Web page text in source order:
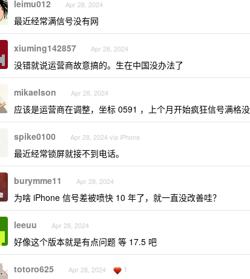
leimu012 Apr 28, 2024
最近经常满信号没有网
xiuming142857 Apr 28, 2024
没错就说运营商故意搞的。生在中国没办法了
mikaelson Apr 28, 2024
应该是运营商在调整，坐标 0591 ，上个月开始疯狂信号满格
spike0100 Apr 28, 2024 via iPhone
最近经常锁屏就接不到电话。
burymme11 Apr 28, 2024
为啥 iPhone 信号差被喷快 10 年了，就一直没改善哇？
leeuu Apr 28, 2024
好像这个版本就是有点问题 等 17.5 吧
totoro625 Apr 28, 2024 1